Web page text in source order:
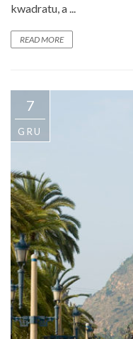
kwadratu, a ...
READ MORE
7
GRU